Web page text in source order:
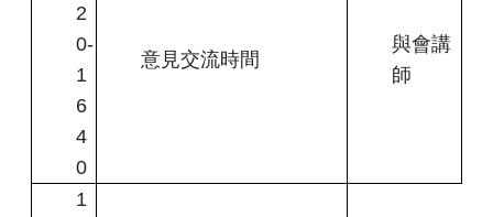
2
0-
1
6
4
0
意見交流時間
與會講
師
1